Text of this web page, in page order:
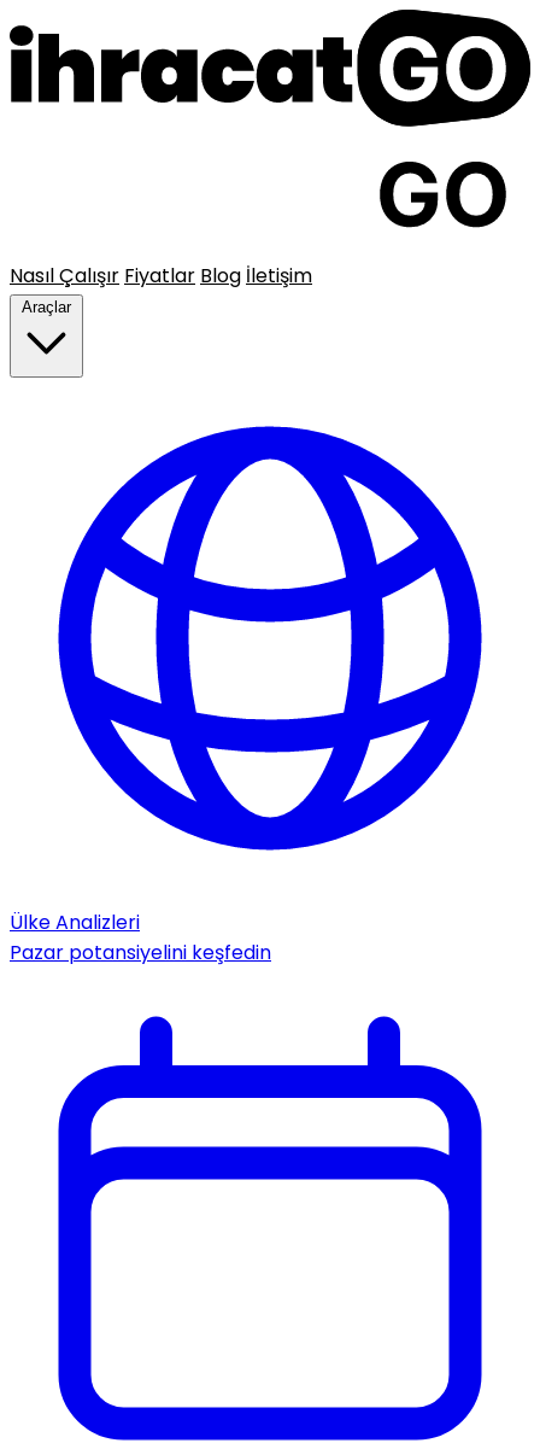
Nasıl Çalışır Fiyatlar Blog İletişim
Araçlar
Ülke Analizleri
Pazar potansiyelini keşfedin